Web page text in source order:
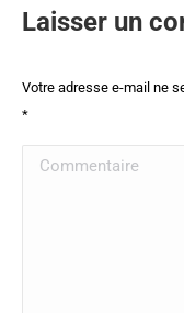
Laisser un
Votre adresse e-mail ne
*
Commentaire